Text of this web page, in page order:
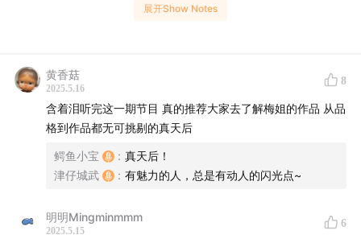
展开Show Notes
黄香菇
2025.5.16
8
含着泪听完这一期节目 真的推荐大家去了解梅姐的作品 从品
格到作品都无可挑剔的真天后
鳄鱼小宝 : 真天后！
津仔城武
: 有魅力的人，总是有动人的闪光点~
明明Mingminmmm
2025.5.15
6